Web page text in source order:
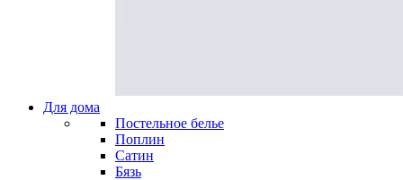
Для дома
Постельное белье
Поплин
Сатин
Бязь